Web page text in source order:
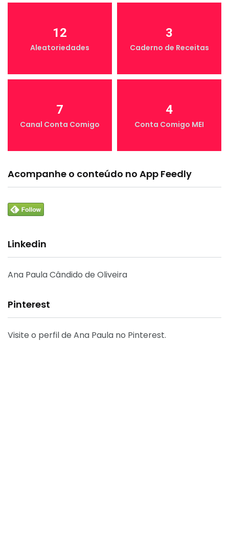
12
Aleatoriedades
3
Caderno de Receitas
7
Canal Conta Comigo
4
Conta Comigo MEI
Acompanhe o conteúdo no App Feedly
Linkedin
Ana Paula Cândido de Oliveira
Pinterest
Visite o perfil de Ana Paula no Pinterest.